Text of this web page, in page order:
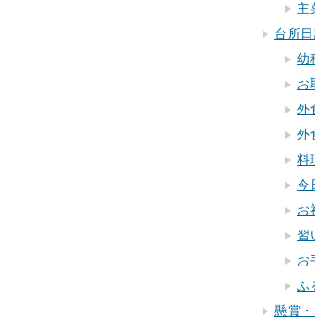
主
台所
幼
お
外
外
料
今
お
習
お
ふ
懸賞